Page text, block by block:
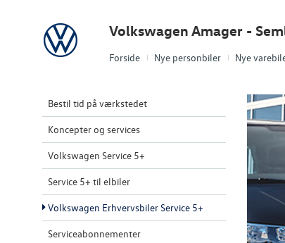
Forside Nye personbiler Nye
Volkswagen Volkswagen Amager -
Bestil tid på værkstedet
Koncepter og services
Volkswagen Service 5+
Service 5+ til elbiler
Volkswagen Erhvervsbiler Service 5+
Serviceabonnementer